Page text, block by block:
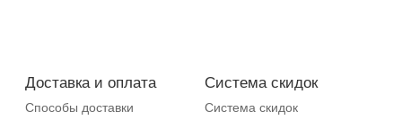
Доставка и оплата
Способы доставки
Система скидок
Система скидок